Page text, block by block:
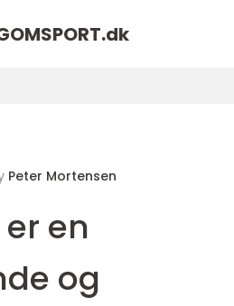
dk
Peter Mortensen
en
og